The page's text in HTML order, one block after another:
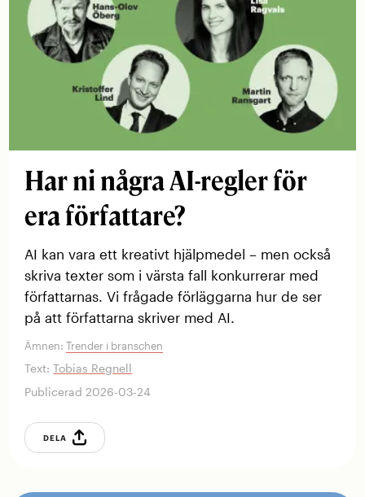
Har ni några AI-regler för
era författare?
AI kan vara ett kreativt hjälpmedel – men också
skriva texter som i värsta fall konkurrerar med
författarnas. Vi frågade förläggarna hur de ser
på att författarna skriver med AI.
Ämnen:Trender i branschen
Text:Tobias Regnell
Publicerad 2026-03-24
DELA